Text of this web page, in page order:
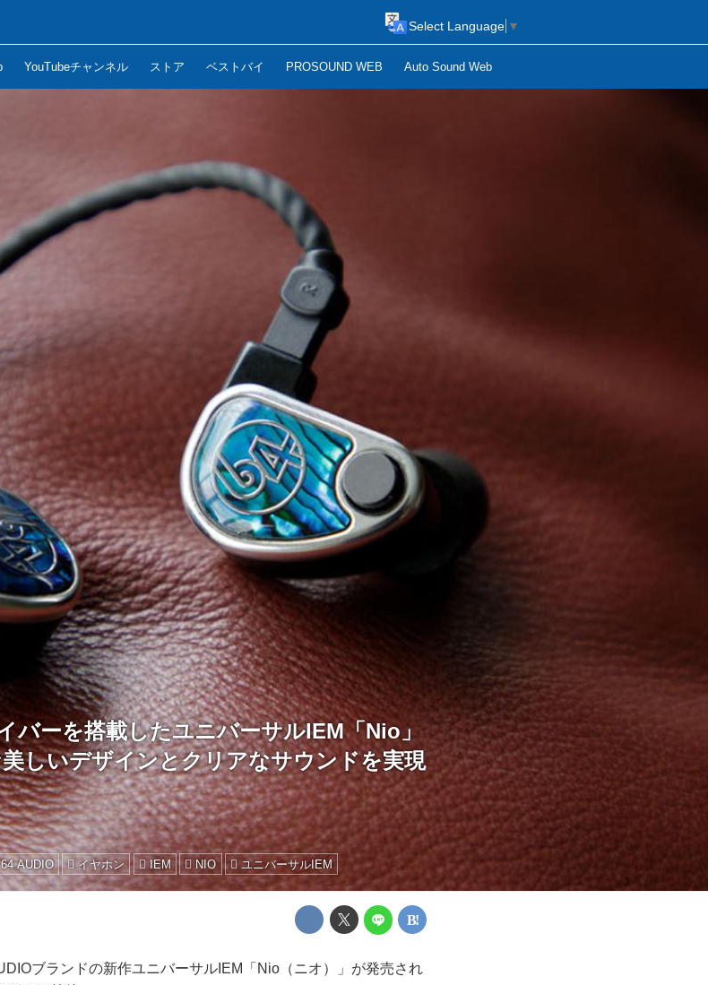
YouTubeチャンネル ストア ベストバイ PROSOUND WEB Auto Sound Web
Select Language ▼
バーを搭載したユニバーサルIEM「Nio」
しいデザインとクリアなサウンドを実現
64 AUDIO イヤホン IEM NIO ユニバーサルIEM
ブランドの新作ユニバーサルIEM「Nio（ニオ）」が発売され